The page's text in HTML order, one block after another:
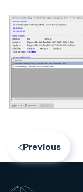
Previous